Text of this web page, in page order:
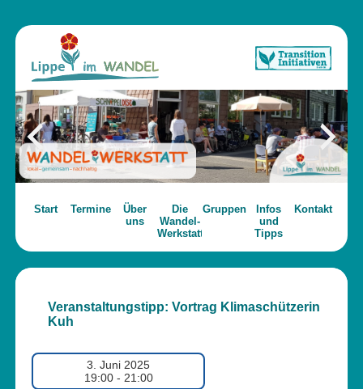
Start Termine
Über
uns
Die
Wandel-
Werkstatt
Gruppen
Infos
und
Tipps
Kontakt
Veranstaltungstipp: Vortrag Klimaschützerin
Kuh
3. Juni 2025
19:00 - 21:00